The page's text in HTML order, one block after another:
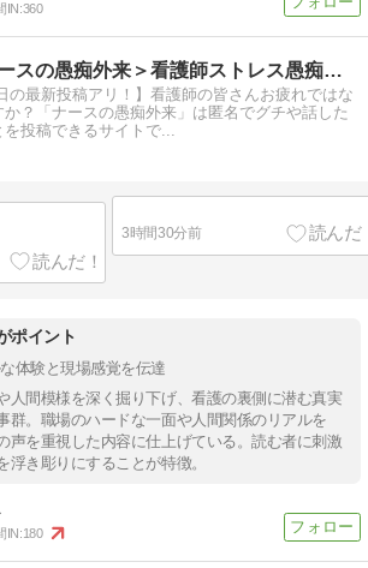
IN:360
＜ナースの愚痴外来＞看護師ストレス愚痴吐き投稿サイト(^_…
の最新投稿アリ！】看護師の皆さんお疲れではな
か？「ナースの愚痴外来」は匿名でグチや話した
を投稿できるサイトで...
3時間30分前
ポイント
体験と現場感覚を伝達
人間模様を深く掘り下げ、看護の裏側に潜む真実
群。職場のハードな一面や人間関係のリアルを
声を重視した内容に仕上げている。読む者に刺激
浮き彫りにすることが特徴。
IN:180